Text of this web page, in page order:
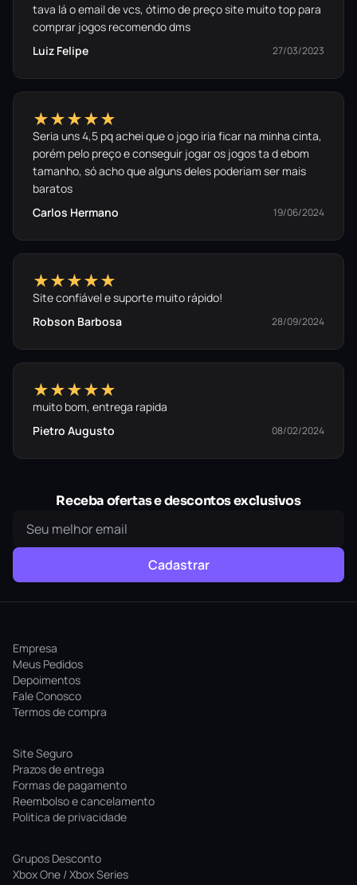
tava lá o email de vcs, ótimo de preço site muito top para
comprar jogos recomendo dms
Luiz Felipe
27/03/2023
★★★★★
Seria uns 4,5 pq achei que o jogo iria ficar na minha cinta,
porém pelo preço e conseguir jogar os jogos ta d ebom
tamanho, só acho que alguns deles poderiam ser mais
baratos
Carlos Hermano
19/06/2024
★★★★★
Site confiável e suporte muito rápido!
Robson Barbosa
28/09/2024
★★★★★
muito bom, entrega rapida
Pietro Augusto
08/02/2024
Receba ofertas e descontos exclusivos
Cadastrar
Empresa
Meus Pedidos
Depoimentos
Fale Conosco
Termos de compra
Site Seguro
Prazos de entrega
Formas de pagamento
Reembolso e cancelamento
Politica de privacidade
Grupos Desconto
Xbox One / Xbox Series